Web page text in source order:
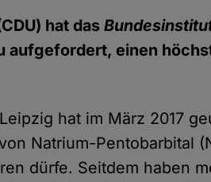
hat das
aufgefordert, einen
hat im März 2017
Natrium-Pentobarbital
dürfe. Seitdem haben